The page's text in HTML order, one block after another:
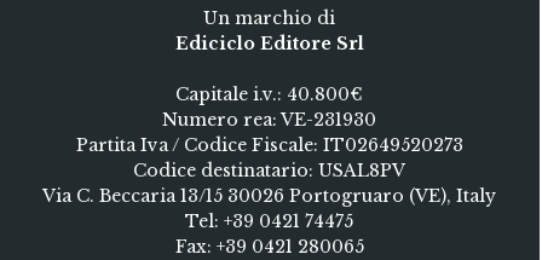
Un marchio di
Ediciclo Editore Srl
Capitale i.v.: 40.800€
Numero rea: VE-231930
Partita Iva / Codice Fiscale: IT02649520273
Codice destinatario: USAL8PV
Via C. Beccaria 13/15 30026 Portogruaro (VE), Italy
Tel:+39 0421 74475
Fax: +39 0421 280065